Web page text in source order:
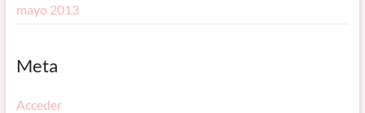
mayo 2013
Meta
Acceder